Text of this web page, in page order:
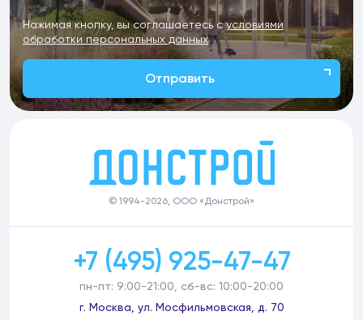
Нажимая кнопку, вы соглашаетесь сусловиями
обработки персональных данных
Отправить
© 1994-2026, ООО «Донстрой»
+7 (495) 925-47-47
пн-пт: 9:00-21:00, сб-вс: 10:00-20:00
г. Москва, ул. Мосфильмовская, д. 70